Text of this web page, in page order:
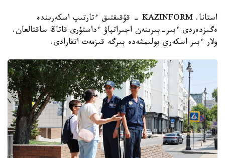
استانا. KAZINFORM - قۇقىقتىق ءتارتىپ اسكەرىندە
ەگىزدەردى ءبىر-بىرىنەن اجىراتپاۋ ءداستۇرى قاتاڭ ساقتالعان.
ولار ءبىر اسكەري بولىمشەدە بىرگە قىزمەت اتقارادى.